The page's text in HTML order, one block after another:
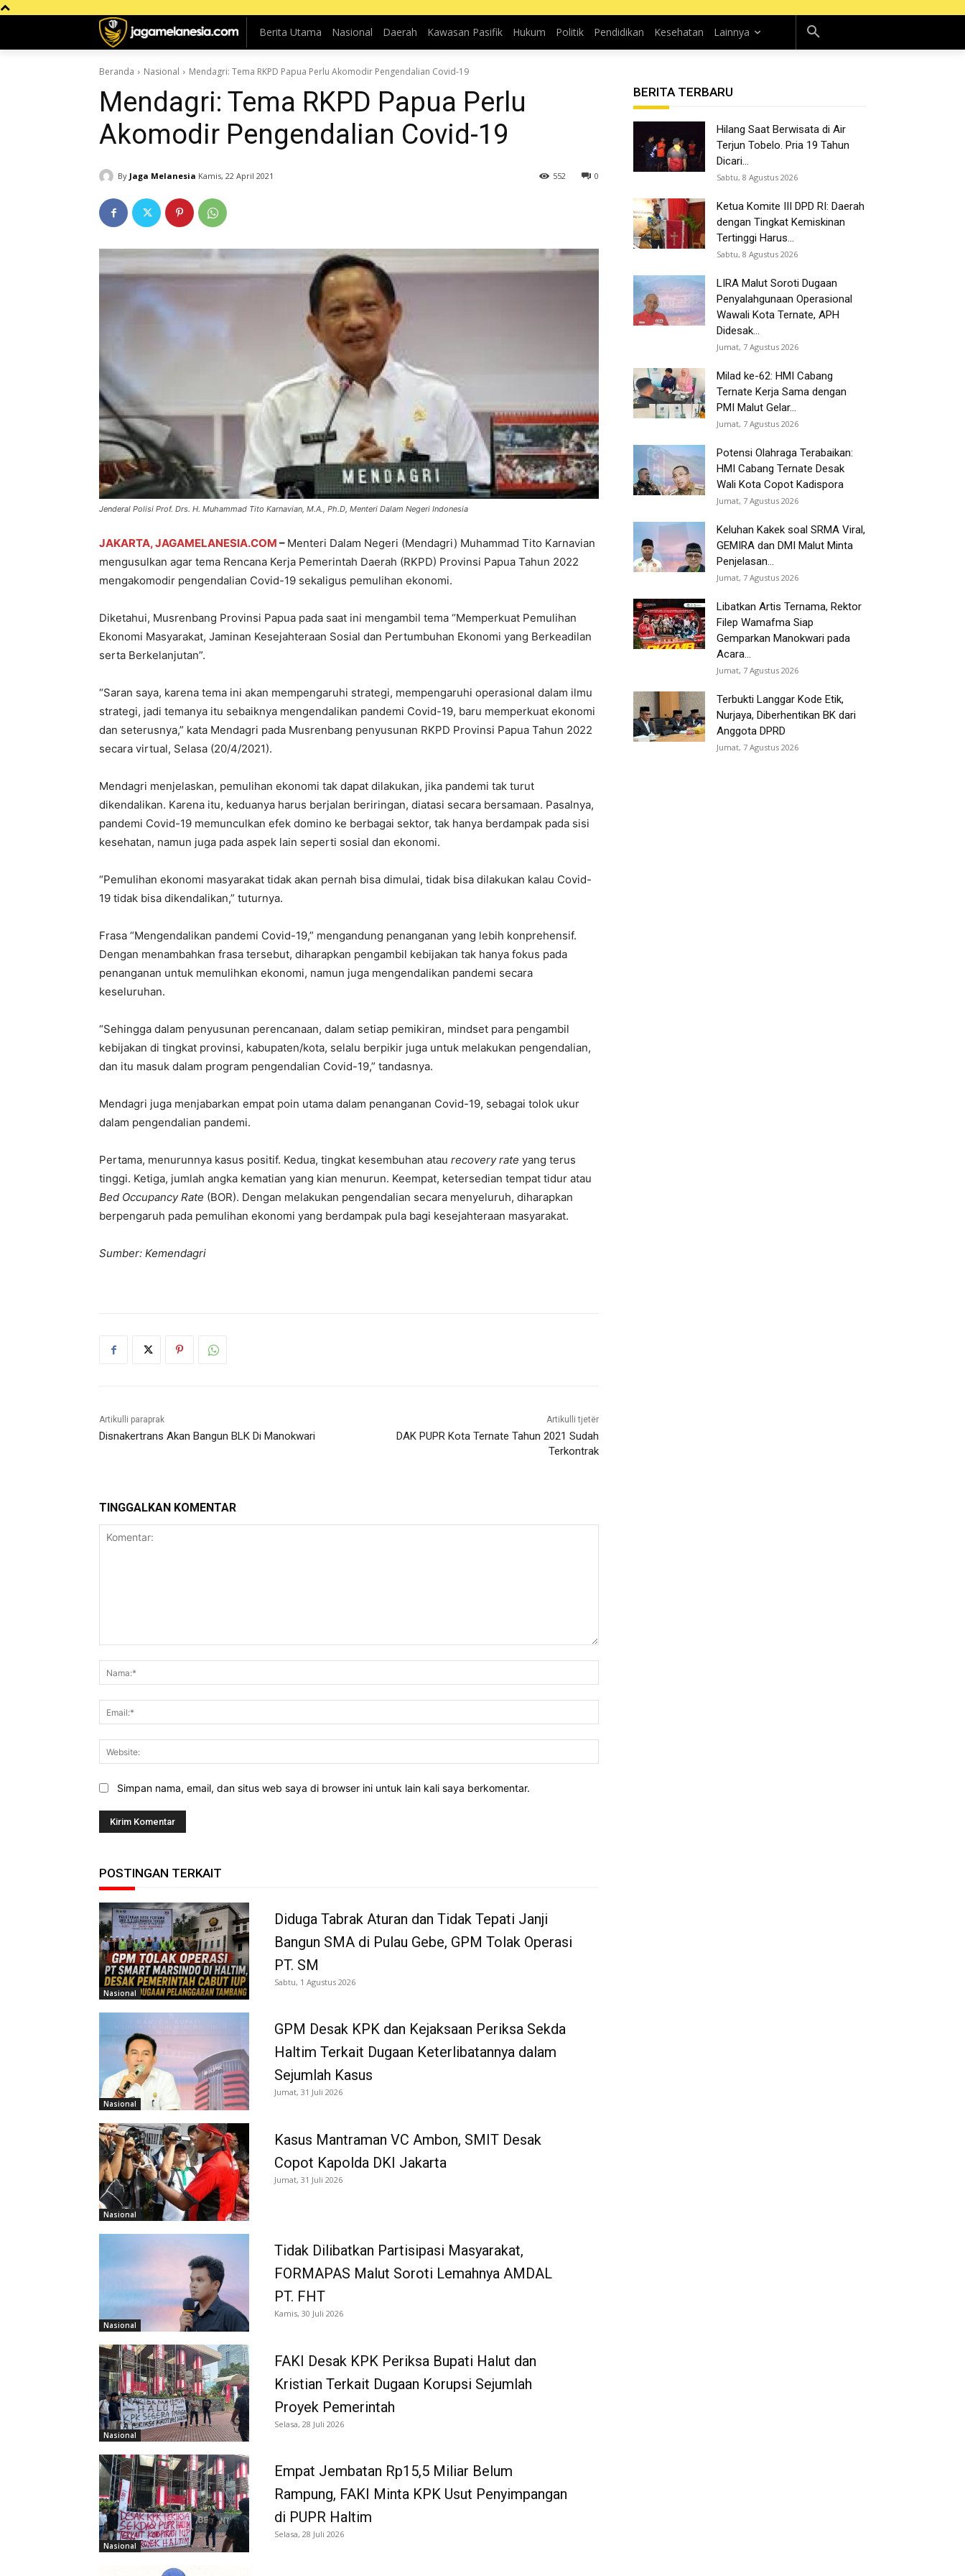
Berita Utama Nasional Daerah Kawasan Pasifik Hukum Politik Pendidikan Kesehatan Lainnya
Beranda Nasional Mendagri: Tema RKPD Papua Perlu Akomodir Pengendalian Covid-19
Mendagri: Tema RKPD Papua Perlu
Akomodir Pengendalian Covid-19
By Jaga Melanesia Kamis, 22 April 2021 0
552
Jenderal Polisi Prof. Drs. H. Muhammad Tito Karnavian, M.A., Ph.D, Menteri Dalam Negeri Indonesia
JAKARTA, JAGAMELANESIA.COM – Menteri Dalam Negeri (Mendagri) Muhammad Tito Karnavian
mengusulkan agar tema Rencana Kerja Pemerintah Daerah (RKPD) Provinsi Papua Tahun 2022
mengakomodir pengendalian Covid-19 sekaligus pemulihan ekonomi.
Diketahui, Musrenbang Provinsi Papua pada saat ini mengambil tema “Memperkuat Pemulihan
Ekonomi Masyarakat, Jaminan Kesejahteraan Sosial dan Pertumbuhan Ekonomi yang Berkeadilan
serta Berkelanjutan”.
“Saran saya, karena tema ini akan mempengaruhi strategi, mempengaruhi operasional dalam ilmu
strategi, jadi temanya itu sebaiknya mengendalikan pandemi Covid-19, baru memperkuat ekonomi
dan seterusnya,” kata Mendagri pada Musrenbang penyusunan RKPD Provinsi Papua Tahun 2022
secara virtual, Selasa (20/4/2021).
Mendagri menjelaskan, pemulihan ekonomi tak dapat dilakukan, jika pandemi tak turut
dikendalikan. Karena itu, keduanya harus berjalan beriringan, diatasi secara bersamaan. Pasalnya,
pandemi Covid-19 memunculkan efek domino ke berbagai sektor, tak hanya berdampak pada sisi
kesehatan, namun juga pada aspek lain seperti sosial dan ekonomi.
“Pemulihan ekonomi masyarakat tidak akan pernah bisa dimulai, tidak bisa dilakukan kalau Covid-
19 tidak bisa dikendalikan,” tuturnya.
Frasa “Mengendalikan pandemi Covid-19,” mengandung penanganan yang lebih konprehensif.
Dengan menambahkan frasa tersebut, diharapkan pengambil kebijakan tak hanya fokus pada
penanganan untuk memulihkan ekonomi, namun juga mengendalikan pandemi secara
keseluruhan.
“Sehingga dalam penyusunan perencanaan, dalam setiap pemikiran, mindset para pengambil
kebijakan di tingkat provinsi, kabupaten/kota, selalu berpikir juga untuk melakukan pengendalian,
dan itu masuk dalam program pengendalian Covid-19,” tandasnya.
Mendagri juga menjabarkan empat poin utama dalam penanganan Covid-19, sebagai tolok ukur
dalam pengendalian pandemi.
Pertama, menurunnya kasus positif. Kedua, tingkat kesembuhan atau recovery rate yang terus
tinggi. Ketiga, jumlah angka kematian yang kian menurun. Keempat, ketersedian tempat tidur atau
Bed Occupancy Rate (BOR). Dengan melakukan pengendalian secara menyeluruh, diharapkan
berpengaruh pada pemulihan ekonomi yang berdampak pula bagi kesejahteraan masyarakat.
Sumber: Kemendagri
Artikulli paraprak
Disnakertrans Akan Bangun BLK Di Manokwari
Artikulli tjetër
DAK PUPR Kota Ternate Tahun 2021 Sudah
Terkontrak
TINGGALKAN KOMENTAR
Simpan nama, email, dan situs web saya di browser ini untuk lain kali saya berkomentar.
POSTINGAN TERKAIT
Nasional
Diduga Tabrak Aturan dan Tidak Tepati Janji
Bangun SMA di Pulau Gebe, GPM Tolak Operasi
PT. SM
Sabtu, 1 Agustus 2026
Nasional
GPM Desak KPK dan Kejaksaan Periksa Sekda
Haltim Terkait Dugaan Keterlibatannya dalam
Sejumlah Kasus
Jumat, 31 Juli 2026
Nasional
Kasus Mantraman VC Ambon, SMIT Desak
Copot Kapolda DKI Jakarta
Jumat, 31 Juli 2026
Nasional
Tidak Dilibatkan Partisipasi Masyarakat,
FORMAPAS Malut Soroti Lemahnya AMDAL
PT. FHT
Kamis, 30 Juli 2026
Nasional
FAKI Desak KPK Periksa Bupati Halut dan
Kristian Terkait Dugaan Korupsi Sejumlah
Proyek Pemerintah
Selasa, 28 Juli 2026
Nasional
Empat Jembatan Rp15,5 Miliar Belum
Rampung, FAKI Minta KPK Usut Penyimpangan
di PUPR Haltim
Selasa, 28 Juli 2026
BERITA TERBARU
Hilang Saat Berwisata di Air
Terjun Tobelo. Pria 19 Tahun
Dicari...
Sabtu, 8 Agustus 2026
Ketua Komite III DPD RI: Daerah
dengan Tingkat Kemiskinan
Tertinggi Harus...
Sabtu, 8 Agustus 2026
LIRA Malut Soroti Dugaan
Penyalahgunaan Operasional
Wawali Kota Ternate, APH
Didesak...
Jumat, 7 Agustus 2026
Milad ke-62: HMI Cabang
Ternate Kerja Sama dengan
PMI Malut Gelar...
Jumat, 7 Agustus 2026
Potensi Olahraga Terabaikan:
HMI Cabang Ternate Desak
Wali Kota Copot Kadispora
Jumat, 7 Agustus 2026
Keluhan Kakek soal SRMA Viral,
GEMIRA dan DMI Malut Minta
Penjelasan...
Jumat, 7 Agustus 2026
Libatkan Artis Ternama, Rektor
Filep Wamafma Siap
Gemparkan Manokwari pada
Acara...
Jumat, 7 Agustus 2026
Terbukti Langgar Kode Etik,
Nurjaya, Diberhentikan BK dari
Anggota DPRD
Jumat, 7 Agustus 2026